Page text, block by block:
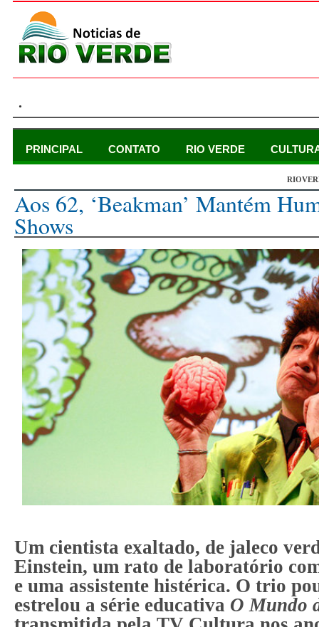
.
PRINCIPAL CONTATO RIO VERDE
Aos 62, ‘Beakman’ Mantém
Shows
Um cientista exaltado, de jaleco
Einstein, um rato de laboratório
e uma assistente histérica. O trio
estrelou a série educativa O Mundo